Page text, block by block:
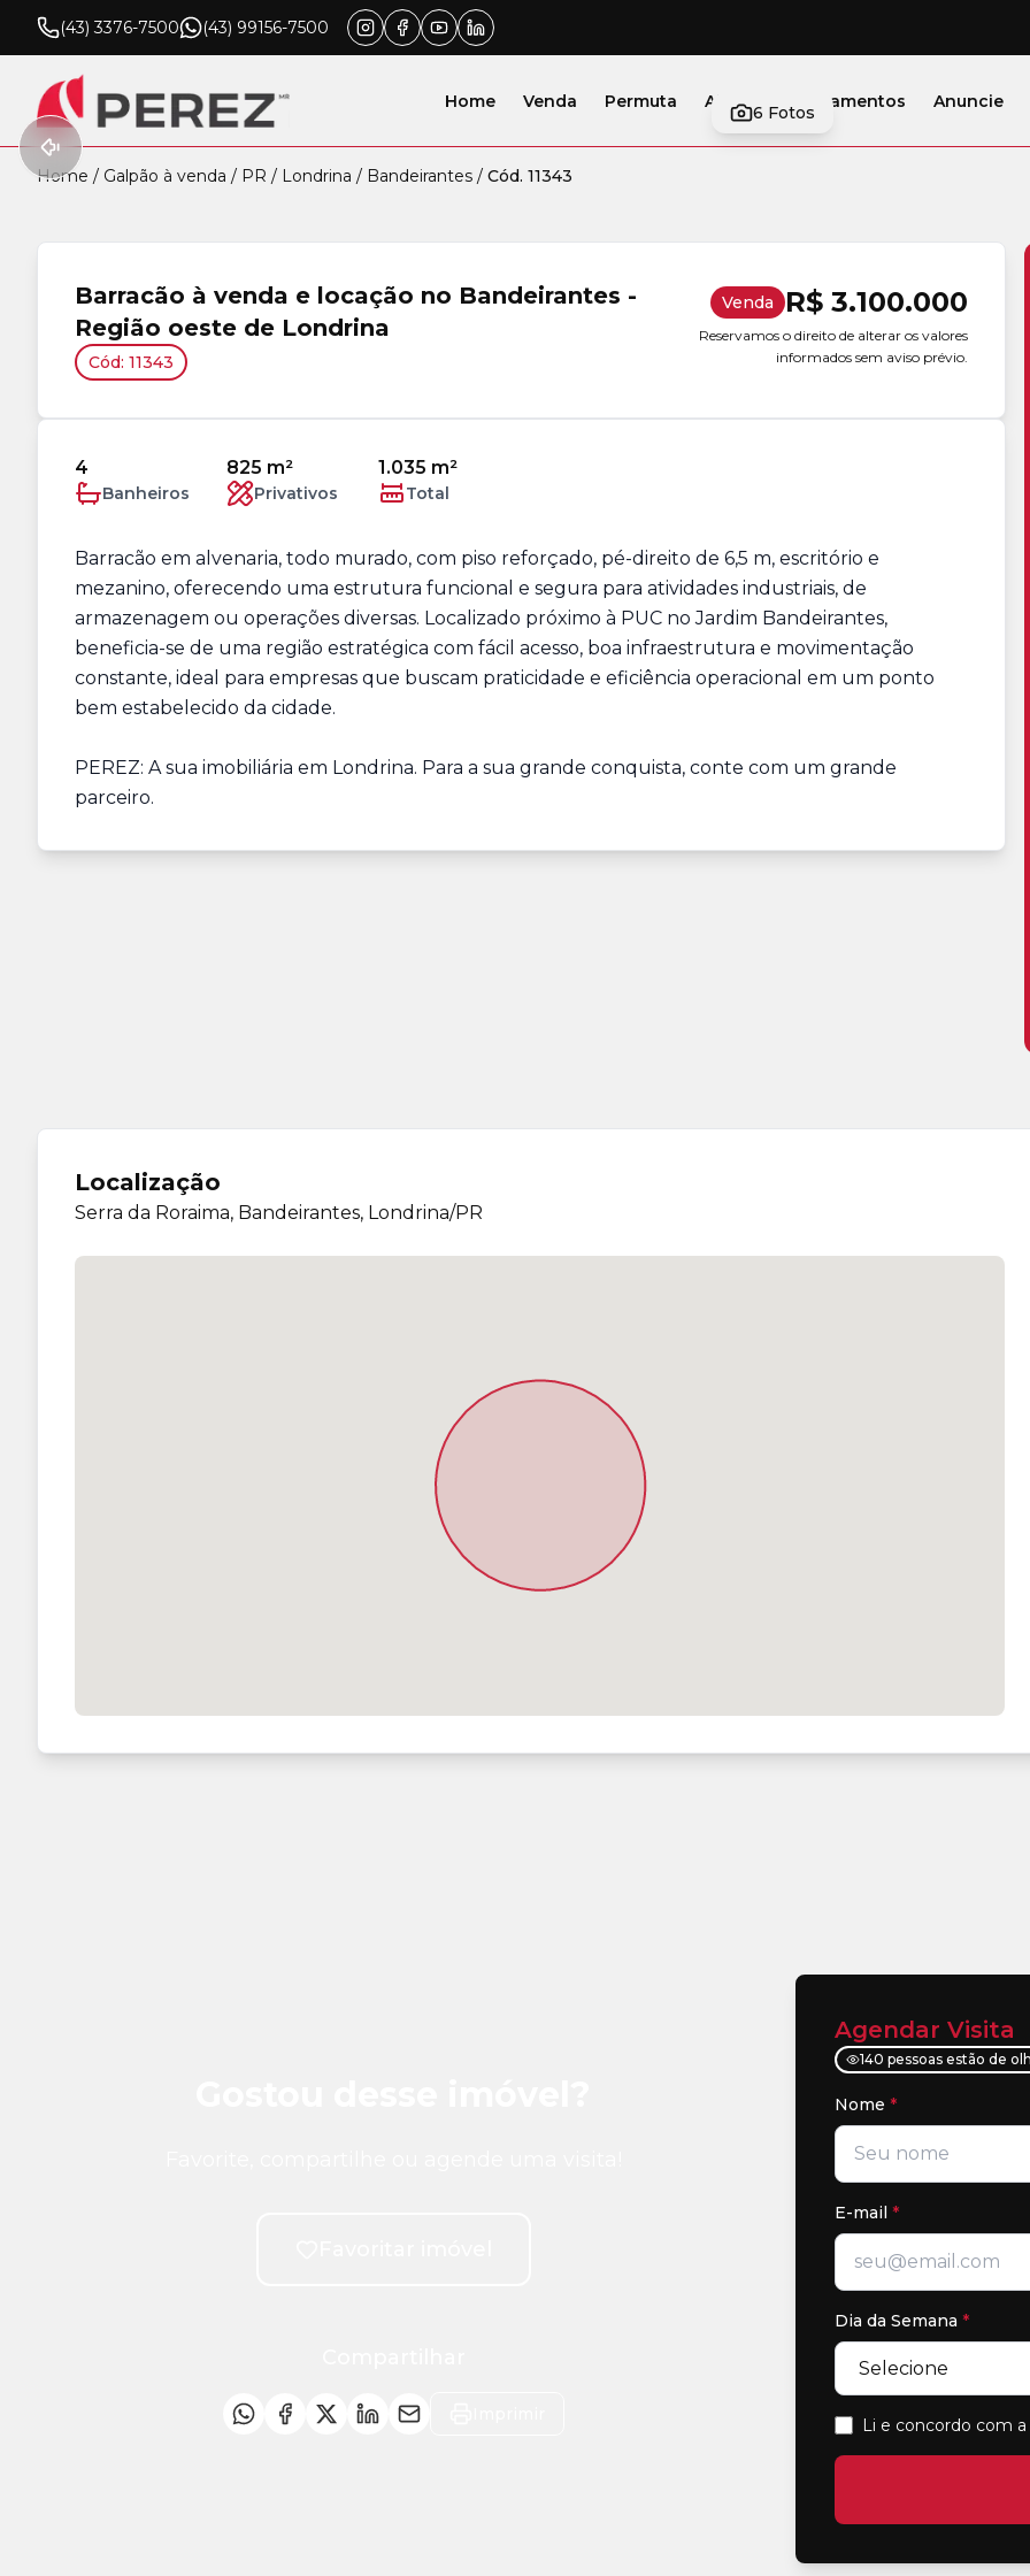
(43) 3376-7500 (43) 99156-7500
Home Venda Permuta Alugar Lançamentos Anuncie
6 Fotos
Home / Galpão à venda / PR / Londrina / Bandeirantes / Cód. 11343
Barracão à venda e locação no Bandeirantes -
Região oeste de Londrina
Cód: 11343
Venda R$ 3.100.000
Reservamos o direito de alterar os valores
informados sem aviso prévio.
4
Banheiros
825 m²
Privativos
1.035 m²
Total
Barracão em alvenaria, todo murado, com piso reforçado, pé-direito de 6,5 m, escritório e
mezanino, oferecendo uma estrutura funcional e segura para atividades industriais, de
armazenagem ou operações diversas. Localizado próximo à PUC no Jardim Bandeirantes,
beneficia-se de uma região estratégica com fácil acesso, boa infraestrutura e movimentação
constante, ideal para empresas que buscam praticidade e eficiência operacional em um ponto
bem estabelecido da cidade.
PEREZ: A sua imobiliária em Londrina. Para a sua grande conquista, conte com um grande
parceiro.
Localização
Serra da Roraima, Bandeirantes, Londrina/PR
Agendar Visita
140 pessoas estão de
Nome *
E-mail *
Dia da Semana *
Li e concordo com a